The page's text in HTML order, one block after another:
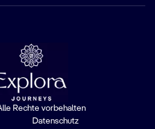
Rechte vorbehalten
Datenschutz